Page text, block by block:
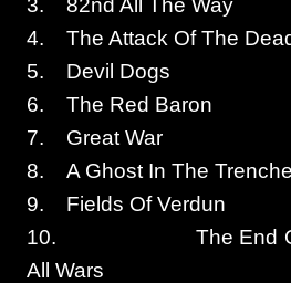
3. 82nd All The Way
4. The Attack Of The
5. Devil Dogs
6. The Red Baron
7. Great War
8. A Ghost In The
9. Fields Of Verdun
10. The End Of
All Wars